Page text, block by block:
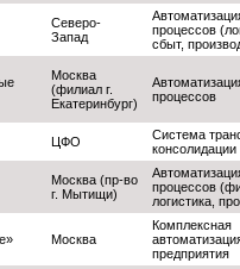
Северо-
Запад
процессов
сбыт,
Москва
(филиал г.
Екатеринбург)
процессов
ЦФО
Система
консолидации
Москва (пр-во
г. Мытищи)
процессов
логистика,
Москва
Комплексная
предприятия